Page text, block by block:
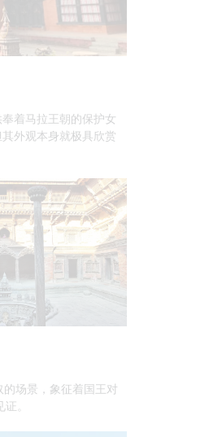
着马拉王朝的保护女
外观本身就极具欣赏
场景，象征着国王对
。